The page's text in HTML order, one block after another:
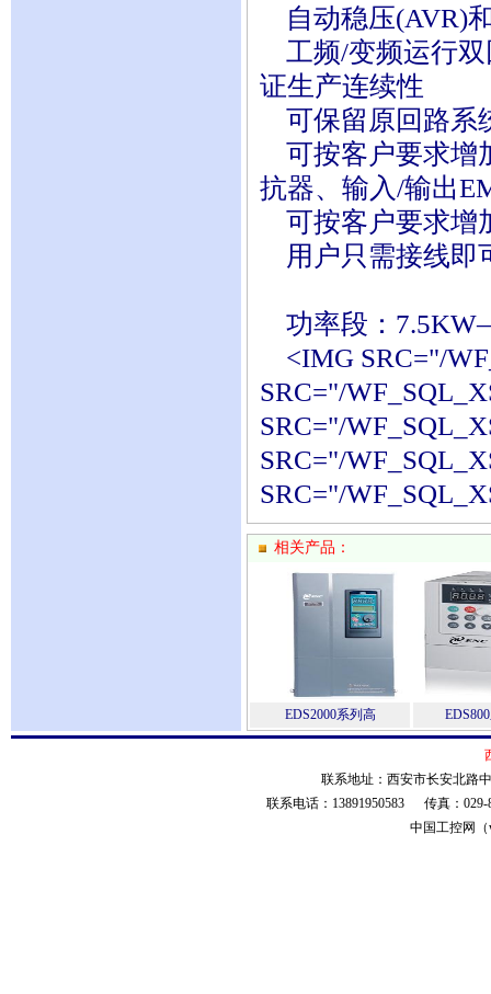
自动稳压(AVR)
工频/变频运行双
证生产连续性
可保留原回路系
可按客户要求增
抗器、输入/输出
可按客户要求增
用户只需接线即
功率段：
<IMG SRC="/
SRC="/
SRC="/
SRC="/
SRC="/
相关产品：
EDS2000系列高
联系地址：西安市长安北路
联系电话：13891950583 传真：
中国工控网（